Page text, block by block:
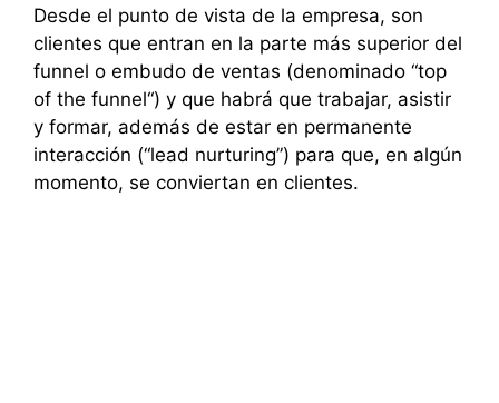
Desde el punto de vista de la empresa, son
clientes que entran en la parte más superior del
funnel o embudo de ventas (denominado “top
of the funnel“) y que habrá que trabajar, asistir
y formar, además de estar en permanente
interacción (“lead nurturing”) para que, en algún
momento, se conviertan en clientes.